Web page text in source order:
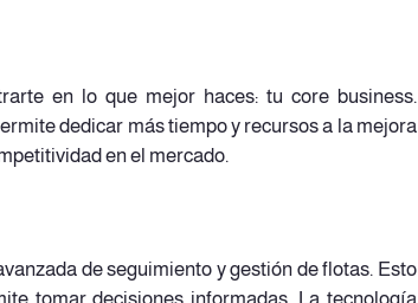
en lo que mejor haces: tu core business.
dedicar más tiempo y recursos a la mejora
en el mercado.
de seguimiento y gestión de flotas. Esto
tomar decisiones informadas. La tecnología